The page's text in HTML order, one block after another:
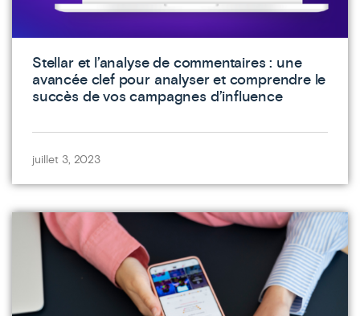
Stellar et l’analyse de commentaires : une
avancée clef pour analyser et comprendre le
succès de vos campagnes d’influence
juillet 3, 2023